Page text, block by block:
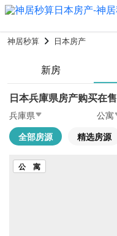
神居秒算 日本房产
新房
日本兵庫県房产购买在售
兵庫県 公寓
全部房源
精选房源
公 寓